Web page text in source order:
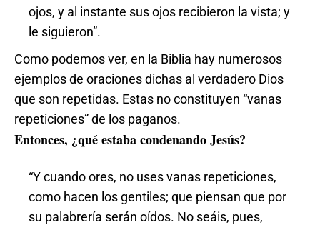
ojos, y al instante sus ojos recibieron la vista; y
le siguieron”.
Como podemos ver, en la Biblia hay numerosos
ejemplos de oraciones dichas al verdadero Dios
que son repetidas. Estas no constituyen “vanas
repeticiones” de los paganos.
Entonces, ¿qué estaba condenando Jesús?
“Y cuando ores, no uses vanas repeticiones,
como hacen los gentiles; que piensan que por
su palabrería serán oídos. No seáis, pues,